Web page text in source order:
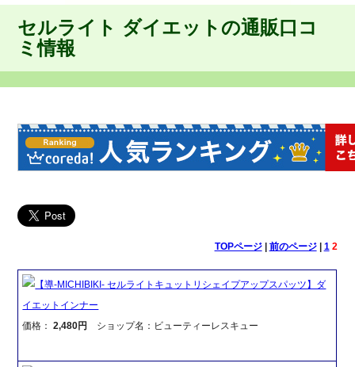
セルライト ダイエットの通販口コ
ミ情報
TOPページ| 前のページ| 1 2
【導-MICHIBIKI- セルライトキュットリシェイプアップスパッツ】ダ
イエットインナー
価格：2,480円 ショップ名：ビューティーレスキュー